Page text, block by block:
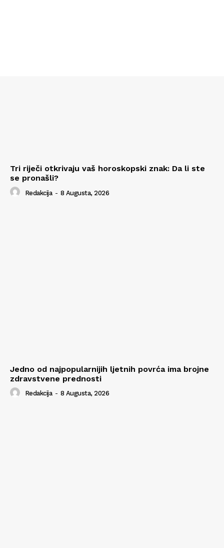
Tri riječi otkrivaju vaš horoskopski znak: Da li ste
se pronašli?
Redakcija - 8 Augusta, 2026
Jedno od najpopularnijih ljetnih povrća ima brojne
zdravstvene prednosti
Redakcija - 8 Augusta, 2026